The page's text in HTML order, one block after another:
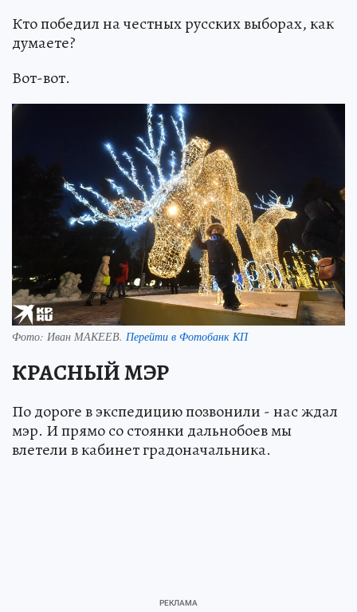
Кто победил на честных русских выборах, как
думаете?
Вот-вот.
Фото: Иван МАКЕЕВ. Перейти в Фотобанк КП
КРАСНЫЙ МЭР
По дороге в экспедицию позвонили - нас ждал
мэр. И прямо со стоянки дальнобоев мы
влетели в кабинет градоначальника.